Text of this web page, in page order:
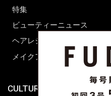
特集
ビューティーニュース
ヘアレシピ ストーリーズ
メイクアップティップス
CULTURE & LIFE